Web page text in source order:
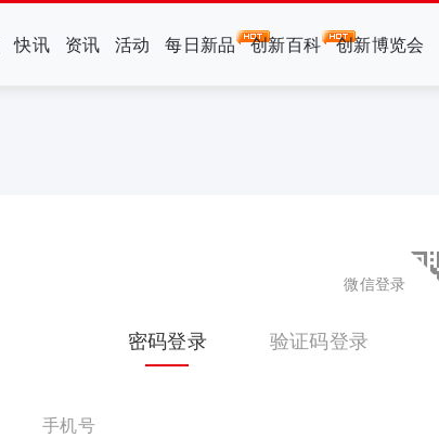
快讯 资讯 活动 每日新品 创新百科 创新博览会
微信登录
密码登录 验证码登录
手机号